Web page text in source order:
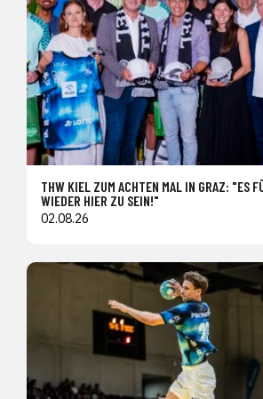
THW KIEL ZUM ACHTEN MAL IN GRAZ: "ES
WIEDER HIER ZU SEIN!"
02.08.26